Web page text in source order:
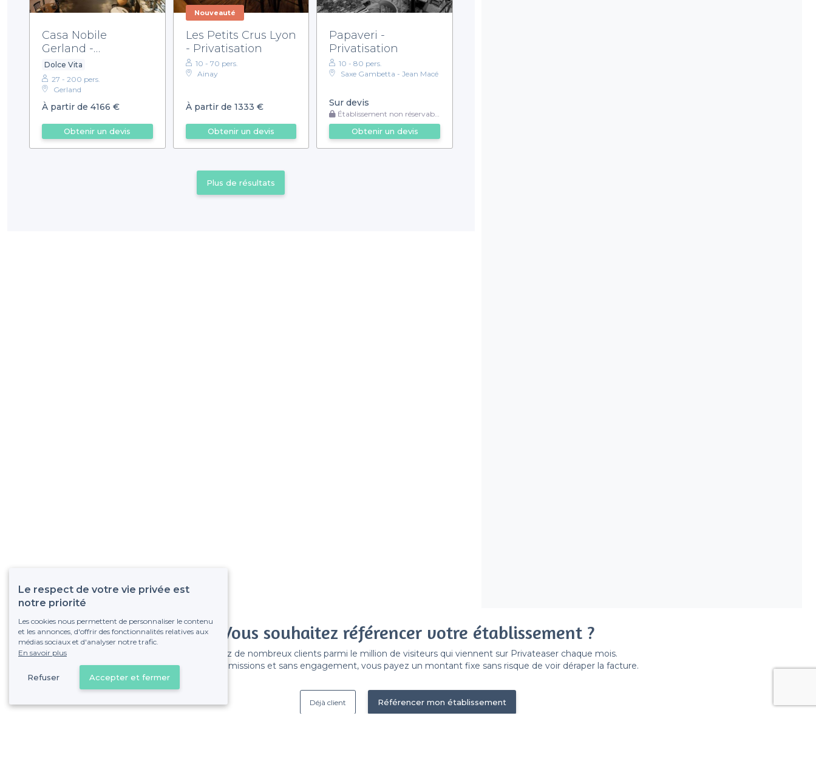
Casa Nobile
Gerland -
Privatisation
Dolce Vita
27 - 200 pers.
Gerland
À partir de 4166 €
Obtenir un devis
Nouveauté
Les Petits Crus Lyon
- Privatisation
10 - 70 pers.
Ainay
À partir de 1333 €
Obtenir un devis
Papaveri -
Privatisation
10 - 80 pers.
Saxe Gambetta - Jean Macé
Sur devis
Établissement non réservable
Obtenir un devis
Plus de résultats
Vous souhaitez référencer votre établissement ?
Gagnez de nombreux clients parmi le million de visiteurs qui viennent sur Privateaser chaque mois.
Pas de commissions et sans engagement, vous payez un montant fixe sans risque de voir déraper la facture.
Référencer mon établissement
Déjà client
Le respect de votre vie privée est
notre priorité
Les cookies nous permettent de personnaliser le contenu
et les annonces, d'offrir des fonctionnalités relatives aux
médias sociaux et d'analyser notre trafic.
En savoir plus
Refuser Accepter et fermer